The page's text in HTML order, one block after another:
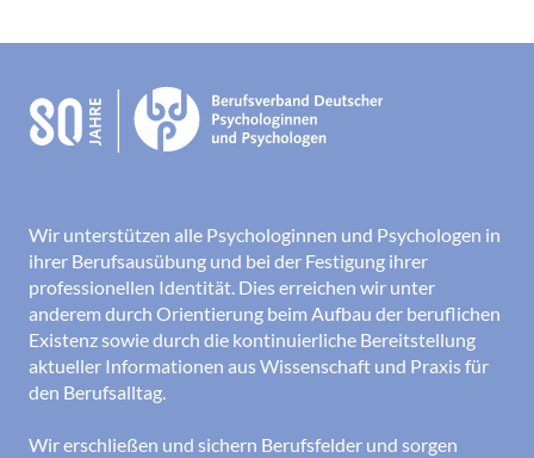
Wir unterstützen alle Psychologinnen und Psychologen in
ihrer Berufsausübung und bei der Festigung ihrer
professionellen Identität. Dies erreichen wir unter
anderem durch Orientierung beim Aufbau der beruflichen
Existenz sowie durch die kontinuierliche Bereitstellung
aktueller Informationen aus Wissenschaft und Praxis für
den Berufsalltag.
Wir erschließen und sichern Berufsfelder und sorgen